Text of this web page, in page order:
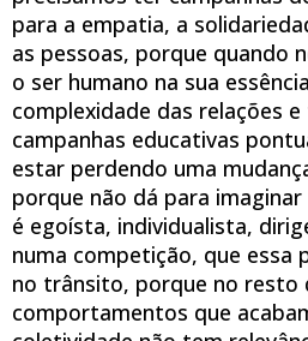
para a empatia, a
as pessoas, porque quando
o ser humano na sua
complexidade das relações
campanhas educativas
estar perdendo uma
porque não dá para
é egoísta, individualista,
numa competição, que essa
no trânsito, porque no resto
comportamentos que